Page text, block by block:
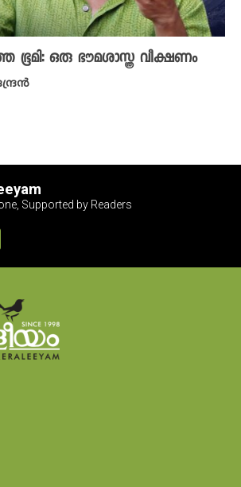
ഭൂമി: ഒരു ഭൗമശാസ്ത്ര വീക്ഷണം
Supported by Readers